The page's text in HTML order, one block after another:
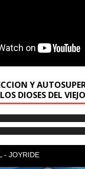
Y
DIOSES DEL